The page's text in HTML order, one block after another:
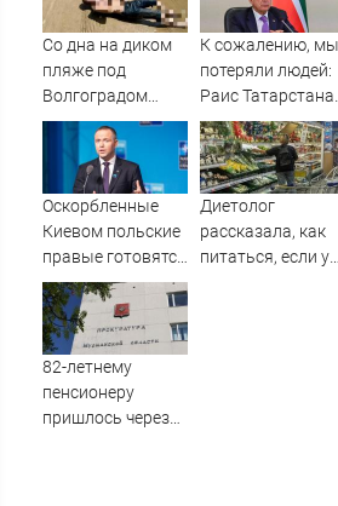
мотоциклист
Со дна на диком
пляже под
Волгоградом
подняли тело
утопленника
К сожалению, мы
потеряли людей:
Раис Татарстана
об атаке
вражеских БПЛА
по республике
10/08/2026 –
Оскорбленные
Киевом польские
правые готовятся
взять власть
Диетолог
рассказала, как
питаться, если у
82-летнему
пенсионеру
пришлось через